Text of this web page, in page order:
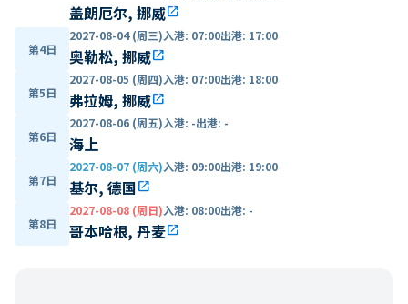
盖朗厄尔, 挪威open_in_new
第4日
2027-08-04 (周三)入港: 07:00出港: 17:00
奥勒松, 挪威open_in_new
第5日
2027-08-05 (周四)入港: 07:00出港: 18:00
弗拉姆, 挪威open_in_new
第6日
2027-08-06 (周五)入港: -出港: -
海上
第7日
2027-08-07 (周六)入港: 09:00出港: 19:00
基尔, 德国open_in_new
第8日
2027-08-08 (周日)入港: 08:00出港: -
哥本哈根, 丹麦open_in_new